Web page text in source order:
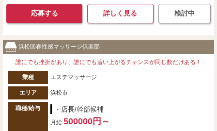
応募する 詳しく見る 検討中
浜松回春性感マッサージ倶楽部
誰にでも挫折があり、誰にでも這い上がるチャンスが同じ数だけある！
業種 エステマッサージ
エリア 浜松市
職種/給与 ・店長/幹部候補
月給 500000円～